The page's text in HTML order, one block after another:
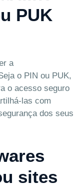
PUK
a
o PIN ou PUK,
o acesso seguro
las com
dos seus
sites